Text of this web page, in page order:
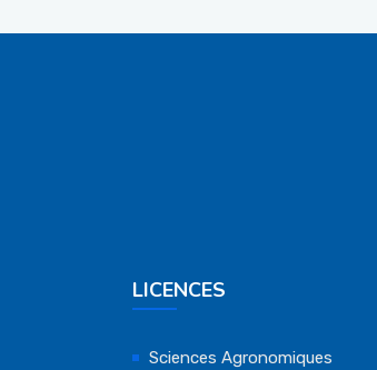
LICENCES
Sciences Agronomiques